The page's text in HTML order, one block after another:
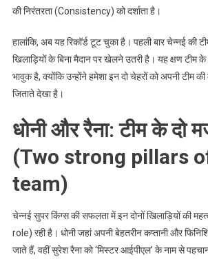
की निरंतरता (Consistency) को दर्शाता है।
हालांकि, अब यह रिकॉर्ड टूट चुका है। पहली बार चेन्नई की
खिलाड़ियों के बिना मैदान पर खेलने उतरी है। यह क्षण टीम
भावुक है, क्योंकि उन्होंने हमेशा इन दो चेहरों को अपनी टीम
जिताते देखा है।
धोनी और रैना: टीम के दो
(Two strong pillars
team)
चेन्नई सुपर किंग्स की सफलता में इन दोनों खिलाड़ियों की
role) रही है। धोनी जहां अपनी बेहतरीन कप्तानी और
जाते हैं, वहीं सुरेश रैना को ‘मिस्टर आईपीएल’ के नाम से